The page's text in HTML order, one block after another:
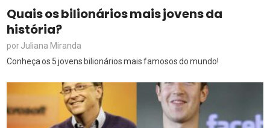
Quais os bilionários mais jovens da
história?
porJuliana Miranda
Conheça os 5 jovens bilionários mais famosos do mundo!